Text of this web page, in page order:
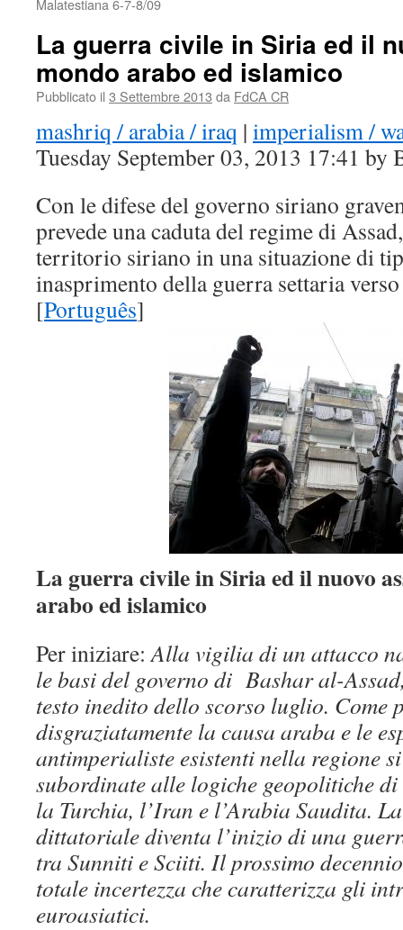
Malatestiana 6-7-8/09
La guerra civile in Siria ed il
mondo arabo ed islamico
Pubblicato il 3 Settembre 2013 da FdCA CR
mashriq / arabia / iraq | imperialism /
Tuesday September 03, 2013 17:41 by
Con le difese del governo siriano
prevede una caduta del regime di
territorio siriano in una situazione di
inasprimento della guerra settaria
[Português]
La guerra civile in Siria ed il nuovo
arabo ed islamico
Per iniziare:Alla vigilia di un attacco
le basi del governo di Bashar al-
testo inedito dello scorso luglio. Come
disgraziatamente la causa araba e le
antimperialiste esistenti nella regione
subordinate alle logiche geopolitiche di
la Turchia, l’Iran e l’Arabia Saudita.
dittatoriale diventa l’inizio di una
tra Sunniti e Sciiti. Il prossimo
totale incertezza che caratterizza gli
euroasiatici.